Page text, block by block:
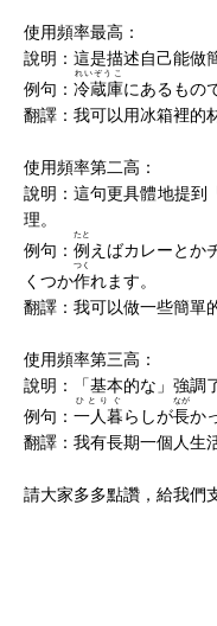
使用頻率最高：
說明：這是描述自己能做
例句： 冷蔵庫
れいぞうこ
にあるもの
翻譯：我可以用冰箱裡的
使用頻率第二高：
說明：這句更具體地提到
理。
例句： 例
たと
えばカレーとか
くつか作
つく
れます。
翻譯：我可以做一些簡單
使用頻率第三高：
說明：「基本的な」強調
例句： 一人暮
ひとりぐ
らしが長
なが
か
翻譯：我有長期一個人生
請大家多多點讚，給我們